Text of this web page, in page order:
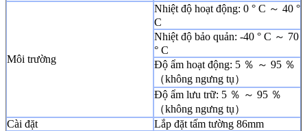
Môi trường
Nhiệt độ hoạt động: 0 ° C ～ 40 °
C
Nhiệt độ bảo quản: -40 ° C ～ 70
° C
Độ ẩm hoạt động: 5 ％ ～ 95 ％
（không ngưng tụ）
Độ ẩm lưu trữ: 5 ％ ～ 95 ％
（không ngưng tụ）
Cài đặt
Lắp đặt tấm tường 86mm